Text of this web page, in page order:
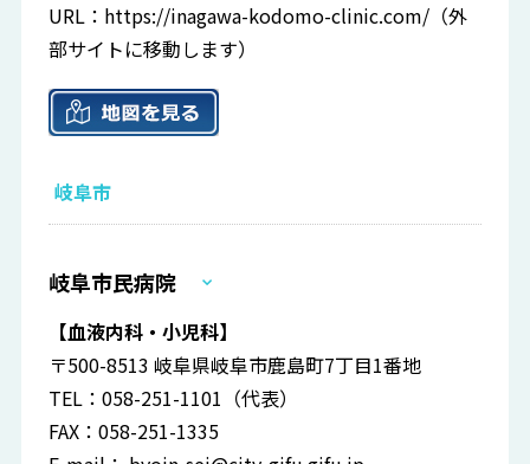
URL： https://inagawa-kodomo-clinic.com/ （外
部サイトに移動します）
岐阜市
岐阜市民病院
【血液内科・小児科】
〒500-8513 岐阜県岐阜市鹿島町7丁目1番地
TEL：058-251-1101（代表）
FAX：058-251-1335